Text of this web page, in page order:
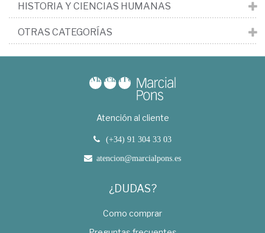
HISTORIA Y CIENCIAS HUMANAS
OTRAS CATEGORÍAS
Atención al cliente
(+34) 91 304 33 03
atencion@marcialpons.es
¿DUDAS?
Como comprar